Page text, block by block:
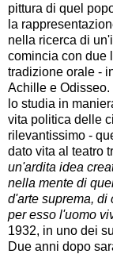
pittura di quel
la
nella ricerca di
comincia con due
tradizione orale -
Achille e
lo studia in
vita politica delle
rilevantissimo -
dato vita al teatro
un'ardita idea
nella mente di
d'arte suprema, di
per esso l'uomo
1932, in uno dei
Due anni dopo